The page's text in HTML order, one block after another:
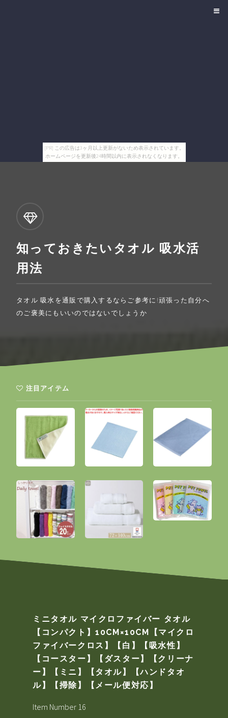
[PR] この広告は3ヶ月以上更新がないため表示されています。
ホームページを更新後24時間以内に表示されなくなります。
知っておきたいタオル 吸水活
用法
タオル 吸水を通販で購入するならご参考に!頑張った自分へ
のご褒美にもいいのではないでしょうか
注目アイテム
ミニタオル マイクロファイバー タオル
【コンパクト】10CM×10CM【マイクロ
ファイバークロス】【白】【吸水性】
【コースター】【ダスター】【クリーナ
ー】【ミニ】【タオル】【ハンドタオ
ル】【掃除】【メール便対応】
Item Number 16